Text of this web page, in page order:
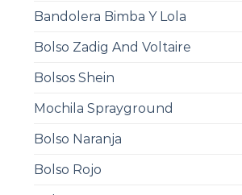
Bandolera Bimba Y Lola
Bolso Zadig And Voltaire
Bolsos Shein
Mochila Sprayground
Bolso Naranja
Bolso Rojo